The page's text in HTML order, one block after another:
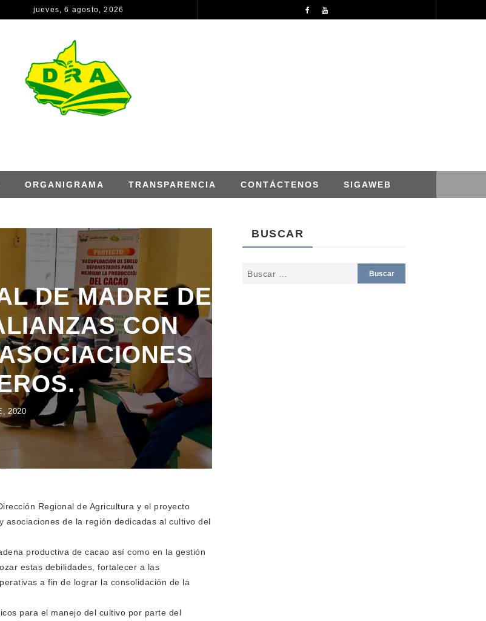
jueves, 6 agosto, 2026
ORGANIGRAMA TRANSPARENCIA CONTÁCTENOS SIGAWEB
DE MADRE DE
CON
2020
Regional de Agricultura y el proyecto
de la región dedicadas al cultivo del
productiva de cacao así como en la gestión
estas debilidades, fortalecer a las
a fin de lograr la consolidación de la
para el manejo del cultivo por parte del
BUSCAR